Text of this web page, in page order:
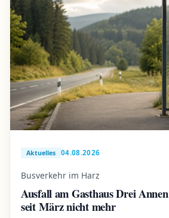
Aktuelles 04.08.2026
Busverkehr im Harz
Ausfall am Gasthaus Drei
seit März nicht mehr